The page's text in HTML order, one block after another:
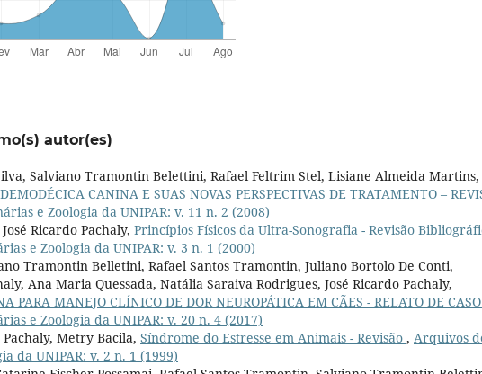
autor(es)
Salviano Tramontin Belettini, Rafael Feltrim Stel, Lisiane Almeida Martins,
CANINA E SUAS NOVAS PERSPECTIVAS DE TRATAMENTO –
e Zoologia da UNIPAR: v. 11 n. 2 (2008)
Ricardo Pachaly, Princípios Físicos da Ultra-Sonografia - Revisão
e Zoologia da UNIPAR: v. 3 n. 1 (2000)
Tramontin Belletini, Rafael Santos Tramontin, Juliano Bortolo De Conti,
Ana Maria Quessada, Natália Saraiva Rodrigues, José Ricardo Pachaly,
PARA MANEJO CLÍNICO DE DOR NEUROPÁTICA EM CÃES - RELATO DE CASO
e Zoologia da UNIPAR: v. 20 n. 4 (2017)
Metry Bacila, Síndrome do Estresse em Animais - Revisão , Arquivos
da UNIPAR: v. 2 n. 1 (1999)